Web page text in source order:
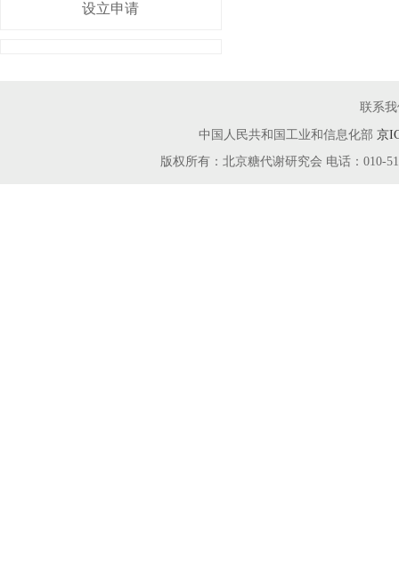
设立申请
联系
中国人民共和国工业和信息化部京
版权所有：北京糖代谢研究会 电话：010-